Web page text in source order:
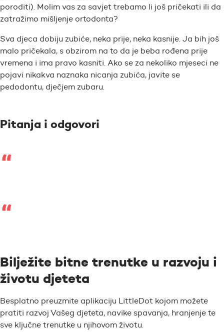
poroditi). Molim vas za savjet trebamo li još pričekati ili da
zatražimo mišljenje ortodonta?
Sva djeca dobiju zubiće, neka prije, neka kasnije. Ja bih još
malo pričekala, s obzirom na to da je beba rođena prije
vremena i ima pravo kasniti. Ako se za nekoliko mjeseci ne
pojavi nikakva naznaka nicanja zubića, javite se
pedodontu, dječjem zubaru.
Pitanja i odgovori
Bilježite bitne trenutke u razvoju i
životu djeteta
Besplatno preuzmite aplikaciju LittleDot kojom možete
pratiti razvoj Vašeg djeteta, navike spavanja, hranjenje te
sve ključne trenutke u njihovom životu.